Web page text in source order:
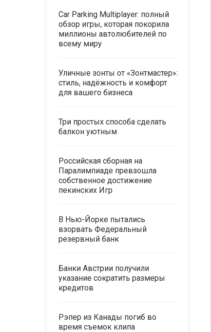
Car Parking Multiplayer: полный
обзор игры, которая покорила
миллионы автолюбителей по
всему миру
Уличные зонты от «Зонтмастер»:
стиль, надёжность и комфорт
для вашего бизнеса
Три простых способа сделать
балкон уютным
Российская сборная на
Паралимпиаде превзошла
собственное достижение
пекинских Игр
В Нью-Йорке пытались
взорвать Федеральный
резервный банк
Банки Австрии получили
указание сократить размеры
кредитов
Рэпер из Канады погиб во
время съемок клипа